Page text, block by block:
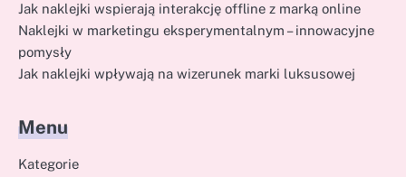
Jak naklejki wspierają interakcję offline z marką online
Naklejki w marketingu eksperymentalnym – innowacyjne
pomysły
Jak naklejki wpływają na wizerunek marki luksusowej
Menu
Kategorie